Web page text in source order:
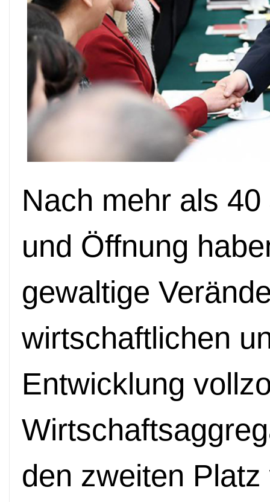
Nach mehr als
und Öffnung
gewaltige
wirtschaftlichen
Entwicklung
den zweiten